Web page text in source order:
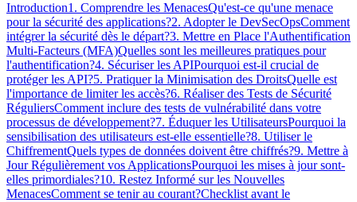
Introduction1. Comprendre les MenacesQu'est-ce qu'une menace
pour la sécurité des applications?2. Adopter le DevSecOpsComment
intégrer la sécurité dès le départ?3. Mettre en Place l'Authentification
Multi-Facteurs (MFA)Quelles sont les meilleures pratiques pour
l'authentification?4. Sécuriser les APIPourquoi est-il crucial de
protéger les API?5. Pratiquer la Minimisation des DroitsQuelle est
l'importance de limiter les accès?6. Réaliser des Tests de Sécurité
RéguliersComment inclure des tests de vulnérabilité dans votre
processus de développement?7. Éduquer les UtilisateursPourquoi la
sensibilisation des utilisateurs est-elle essentielle?8. Utiliser le
ChiffrementQuels types de données doivent être chiffrés?9. Mettre à
Jour Régulièrement vos ApplicationsPourquoi les mises à jour sont-
elles primordiales?10. Restez Informé sur les Nouvelles
MenacesComment se tenir au courant?Checklist avant le